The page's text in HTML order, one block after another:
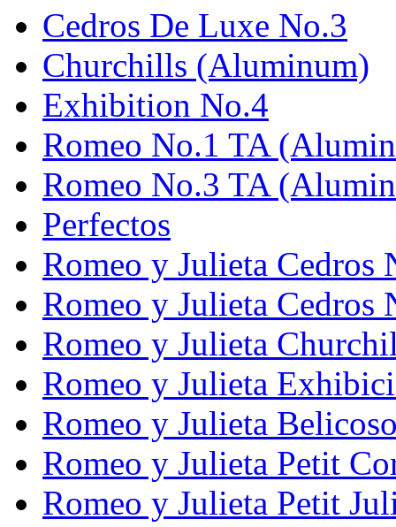
Cedros De Luxe No.3
Churchills (Aluminum)
Exhibition No.4
Romeo No.1 TA
Romeo No.3 TA
Perfectos
Romeo y Julieta Cedros
Romeo y Julieta Cedros
Romeo y Julieta
Romeo y Julieta
Romeo y Julieta
Romeo y Julieta Petit
Romeo y Julieta Petit